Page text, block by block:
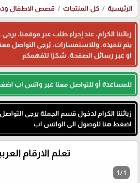
الرئيسية كل المنتجات قصص الاطفال
زبائننا الكرام، عند إجراء طلب عبر موقعنا،
يتم تنفيذه. وللاستفسارات، يُرجى التواصل
او عبر رسائل الصفحة. شكرًا لتفهمكم
للمساعدة أو للتواصل معنا عبر واتس اب
زبائننا الكرام لدخول قسم الجملة يرجى
اضغط هنا للوصول الى الواتس اب
تعلم الارقام
1 / 1